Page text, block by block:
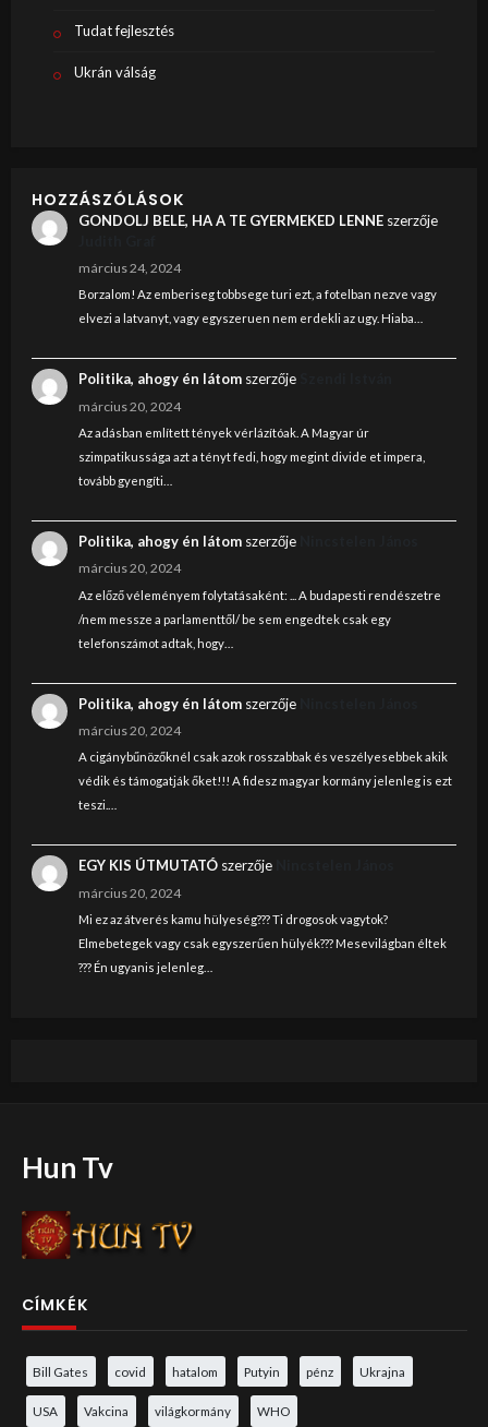
Tudat fejlesztés
Ukrán válság
HOZZÁSZÓLÁSOK
GONDOLJ BELE, HA A TE GYERMEKED LENNEszerzője
március 24, 2024
Borzalom! Az emberiseg tobbsege turi ezt, a fotelban nezve vagy
elvezi a latvanyt, vagy egyszeruen nem erdekli az ugy. Hiaba…
Politika, ahogy én látomszerzője
március 20, 2024
Az adásban említett tények vérlázítóak. A Magyar úr
szimpatikussága azt a tényt fedi, hogy megint divide et impera,
tovább gyengíti…
Politika, ahogy én látomszerzője
március 20, 2024
Az előző véleményem folytatásaként: ... A budapesti rendészetre
/nem messze a parlamenttől/ be sem engedtek csak egy
telefonszámot adtak, hogy…
Politika, ahogy én látomszerzője
március 20, 2024
A cigánybűnözőknél csak azok rosszabbak és veszélyesebbek akik
védik és támogatják őket!!! A fidesz magyar kormány jelenleg is ezt
teszi.…
EGY KIS ÚTMUTATÓszerzője
március 20, 2024
Mi ez az átverés kamu hülyeség??? Ti drogosok vagytok?
Elmebetegek vagy csak egyszerűen hülyék??? Mesevilágban éltek
??? Én ugyanis jelenleg…
Hun Tv
CÍMKÉK
Bill Gates covid hatalom Putyin pénz Ukrajna
USA Vakcina világkormány WHO